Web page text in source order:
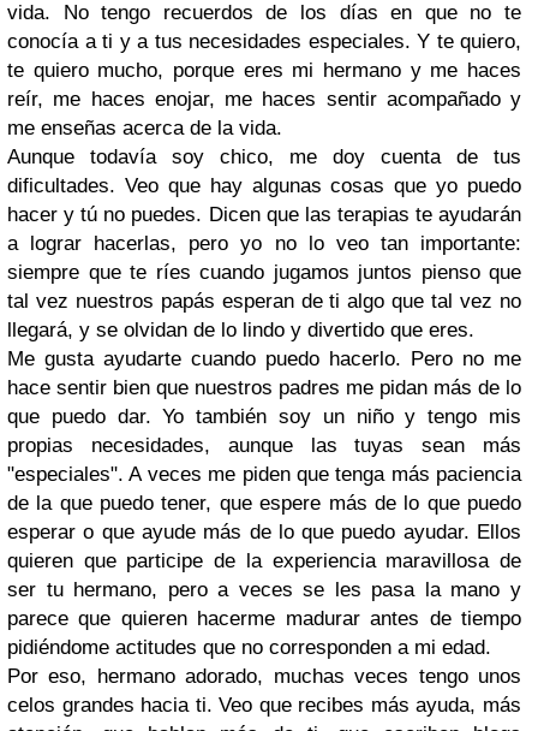
vida. No tengo recuerdos de los días en que no te
conocía a ti y a tus necesidades especiales. Y te quiero,
te quiero mucho, porque eres mi hermano y me haces
reír, me haces enojar, me haces sentir acompañado y
me enseñas acerca de la vida.
Aunque todavía soy chico, me doy cuenta de tus
dificultades. Veo que hay algunas cosas que yo puedo
hacer y tú no puedes. Dicen que las terapias te ayudarán
a lograr hacerlas, pero yo no lo veo tan importante:
siempre que te ríes cuando jugamos juntos pienso que
tal vez nuestros papás esperan de ti algo que tal vez no
llegará, y se olvidan de lo lindo y divertido que eres.
Me gusta ayudarte cuando puedo hacerlo. Pero no me
hace sentir bien que nuestros padres me pidan más de lo
que puedo dar. Yo también soy un niño y tengo mis
propias necesidades, aunque las tuyas sean más
"especiales". A veces me piden que tenga más paciencia
de la que puedo tener, que espere más de lo que puedo
esperar o que ayude más de lo que puedo ayudar. Ellos
quieren que participe de la experiencia maravillosa de
ser tu hermano, pero a veces se les pasa la mano y
parece que quieren hacerme madurar antes de tiempo
pidiéndome actitudes que no corresponden a mi edad.
Por eso, hermano adorado, muchas veces tengo unos
celos grandes hacia ti. Veo que recibes más ayuda, más